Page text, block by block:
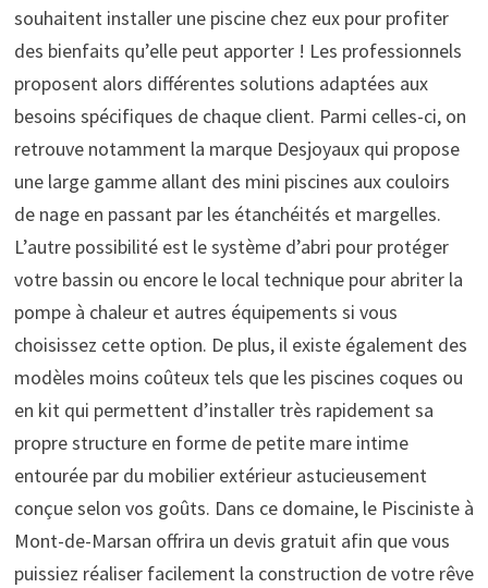
souhaitent installer une piscine chez eux pour profiter
des bienfaits qu’elle peut apporter ! Les professionnels
proposent alors différentes solutions adaptées aux
besoins spécifiques de chaque client. Parmi celles-ci, on
retrouve notamment la marque Desjoyaux qui propose
une large gamme allant des mini piscines aux couloirs
de nage en passant par les étanchéités et margelles.
L’autre possibilité est le système d’abri pour protéger
votre bassin ou encore le local technique pour abriter la
pompe à chaleur et autres équipements si vous
choisissez cette option. De plus, il existe également des
modèles moins coûteux tels que les piscines coques ou
en kit qui permettent d’installer très rapidement sa
propre structure en forme de petite mare intime
entourée par du mobilier extérieur astucieusement
conçue selon vos goûts. Dans ce domaine, le Pisciniste à
Mont-de-Marsan offrira un devis gratuit afin que vous
puissiez réaliser facilement la construction de votre rêve